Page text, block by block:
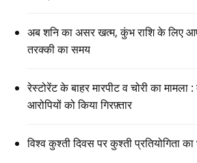
अब शनि का असर खत्म, कुंभ राशि के लिए
तरक्की का समय
रेस्टोरेंट के बाहर मारपीट व चोरी का
आरोपियों को किया गिरफ़्तार
विश्व कुश्ती दिवस पर कुश्ती प्रतियोगिता